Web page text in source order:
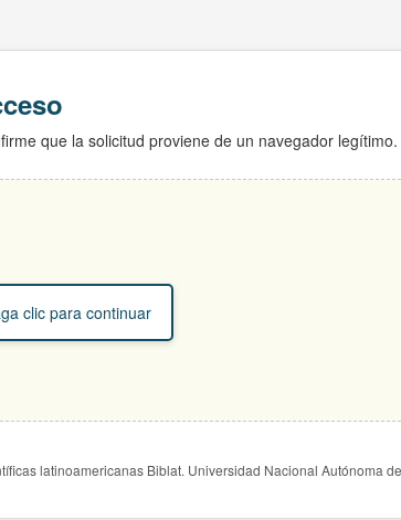
que la solicitud proviene de un navegador legítimo.
clic para continuar
latinoamericanas Biblat. Universidad Nacional Autónoma